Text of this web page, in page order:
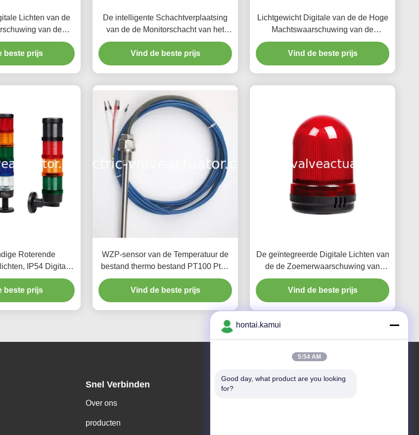
Lichten van de
van de
Efficiënte
beste prijs
De intelligente Schachtverplaatsing
van de de Monitorschacht van het
Controleapparaat Asverplaatsing van
Hydraulische Generator Operat
Vind de beste prijs
Lichtgewicht Digitale van de de Hoge
Machtswaarschuwing van de
Snelheidsindicator de Zoemerslamp
Vind de beste prijs
Roterende
IP54 Digitale
beste prijs
WZP-sensor van de Temperatuur de
bestand thermo bestand PT100 Pt50
temperatuur
Vind de beste prijs
De geïntegreerde Digitale Lichten van
de de Zoemerwaarschuwing van
Cpmpact van de Snelheidsindicator
Rode
Vind de beste prijs
Snel Verbinden
Over ons
producten
Ons adres
hontai.kamui
5:54 AM
Good day, what product are you looking
for?